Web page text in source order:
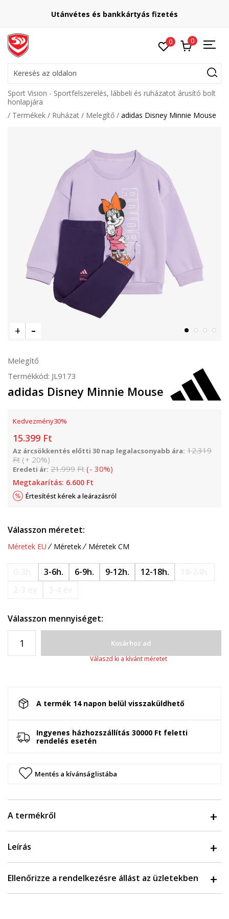
Utánvétes és bankkártyás fizetés
0 0
Keresés az oldalon
Sport Vision - Sportfelszerelés, lábbeli és ruházatot árusító bolt
honlapjára
Termékek
Ruházat Melegítő adidas Disney Minnie Mouse
Melegítő
Termékkód: JL9173
adidas Disney Minnie Mouse
Kedvezmény30%
15.399 Ft
Az árcsökkentés előtti 30 nap legalacsonyabb ára: 12.319
Ft (+ 20%)
Eredeti ár: 21.999 Ft (- 30%)
Megtakarítás: 6.600 Ft
Értesítést kérek a leárazásról
Válasszon méretet:
Méretek EU Méretek Méretek CM
3-6h. 6-9h. 9-12h. 12-18h.
Válasszon mennyiséget:
Kosárhoz ad
Válaszd ki a kívánt méretet
A termék 14 napon belül visszaküldhető
Ingyenes házhozszállítás 30000 Ft feletti
rendelés esetén
Mentés a kívánságlistába
A termékről
Leírás
Ellenőrizze a rendelkezésre állást az üzletekben